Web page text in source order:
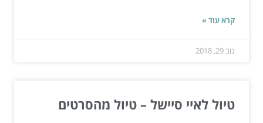
קרא עוד »
נוב 29, 2018
טיול לאיי סיישל – טיול מהסרטים